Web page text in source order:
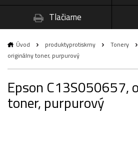
Tlačiarne
Úvod produktyprotiskrny Tonery
originálny toner, purpurový
Epson C13S050657,
toner, purpurový